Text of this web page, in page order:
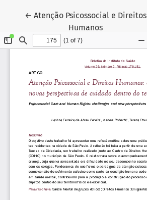
←Voltar aos Detalhes do Artigo
Atenção Psicossocial e Direitos
Humanos